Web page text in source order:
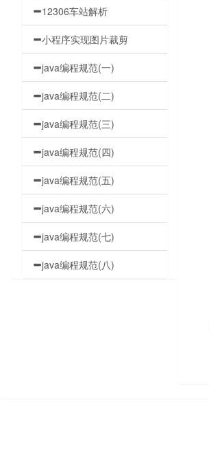
12306车站解析
小程序实现图片裁剪
java编程规范(一)
java编程规范(二)
java编程规范(三)
java编程规范(四)
java编程规范(五)
java编程规范(六)
java编程规范(七)
java编程规范(八)